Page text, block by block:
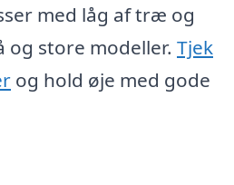
med låg af træ og
og store modeller. Tjek
og hold øje med gode